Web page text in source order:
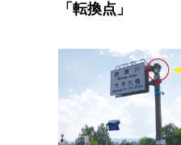
「転換点」